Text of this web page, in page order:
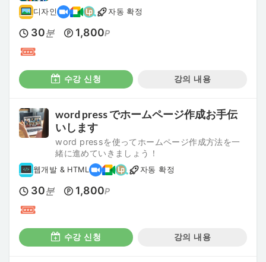
디자인 자동 확정
30분 1,800P
수강 신청 강의 내용
word press でホームページ作成お手伝
いします
word pressを使ってホームページ作成方法を一
緒に進めていきましょう！
웹개발 & HTML 자동 확정
30분 1,800P
수강 신청 강의 내용